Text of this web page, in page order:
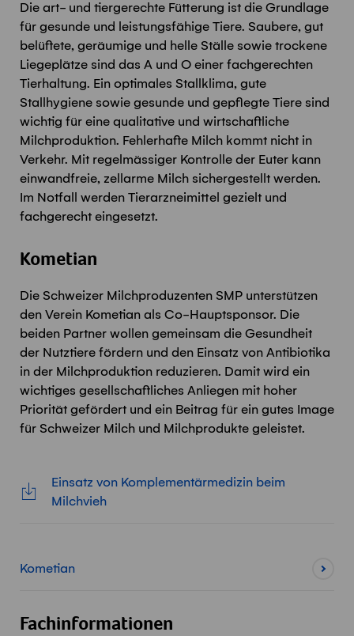
Die art- und tiergerechte Fütterung ist die Grundlage
für gesunde und leistungsfähige Tiere. Saubere, gut
belüftete, geräumige und helle Ställe sowie trockene
Liegeplätze sind das A und O einer fachgerechten
Tierhaltung. Ein optimales Stallklima, gute
Stallhygiene sowie gesunde und gepflegte Tiere sind
wichtig für eine qualitative und wirtschaftliche
Milchproduktion. Fehlerhafte Milch kommt nicht in
Verkehr. Mit regelmässiger Kontrolle der Euter kann
einwandfreie, zellarme Milch sichergestellt werden.
Im Notfall werden Tierarzneimittel gezielt und
fachgerecht eingesetzt.
Kometian
Die Schweizer Milchproduzenten SMP unterstützen
den Verein Kometian als Co-Hauptsponsor. Die
beiden Partner wollen gemeinsam die Gesundheit
der Nutztiere fördern und den Einsatz von Antibiotika
in der Milchproduktion reduzieren. Damit wird ein
wichtiges gesellschaftliches Anliegen mit hoher
Priorität gefördert und ein Beitrag für ein gutes Image
für Schweizer Milch und Milchprodukte geleistet.
Einsatz von Komplementärmedizin beim
Milchvieh
Kometian
Fachinformationen